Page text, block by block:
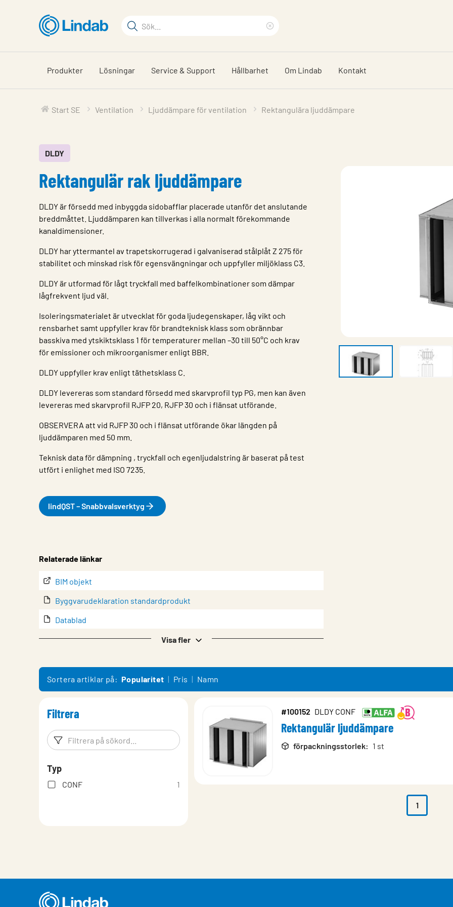
huvudinnehållet
Sökord
på
sajten
sökfras
Produkter Lösningar Service & Support Hållbarhet Om Lindab Kontakt
Start SE Ventilation Ljuddämpare för ventilation Rektangulära ljuddämpare
DLDY
Rektangulär rak ljuddämpare
DLDY är försedd med inbyggda sidobafflar placerade utanför det anslutande
breddmåttet. Ljuddämparen kan tillverkas i alla normalt förekommande
kanaldimensioner.
DLDY har yttermantel av trapetskorrugerad i galvaniserad stålplåt Z 275 för
stabilitet och minskad risk för egensvängningar och uppfyller miljöklass C3.
DLDY är utformad för lågt tryckfall med baffelkombinationer som dämpar
lågfrekvent ljud väl.
Isoleringsmaterialet är utvecklat för goda ljudegenskaper, låg vikt och
rensbarhet samt uppfyller krav för brandteknisk klass som obrännbar
basskiva med ytskiktsklass 1 för temperaturer mellan –30 till 50°C och krav
för emissioner och mikroorganismer enligt BBR.
DLDY uppfyller krav enligt täthetsklass C.
DLDY levereras som standard försedd med skarvprofil typ PG, men kan även
levereras med skarvprofil RJFP 20, RJFP 30 och i flänsat utförande.
OBSERVERA att vid RJFP 30 och i flänsat utförande ökar längden på
ljuddämparen med 50 mm.
Teknisk data för dämpning , tryckfall och egenljudalstring är baserat på test
utfört i enlighet med ISO 7235.
lindQST – Snabbvalsverktyg
Relaterade länkar
BIM objekt
Byggvarudeklaration standardprodukt
Datablad
lindQST – Produktdokumentation
Produktöversikt
Visa fler
Sortera artiklar på: Popularitet Pris Namn
Filtrera
Filtreringsord Filtrera produkter
Typ
CONF 1
#100152 DLDY CONF
Rektangulär ljuddämpare
förpackningsstorlek: 1 st
1